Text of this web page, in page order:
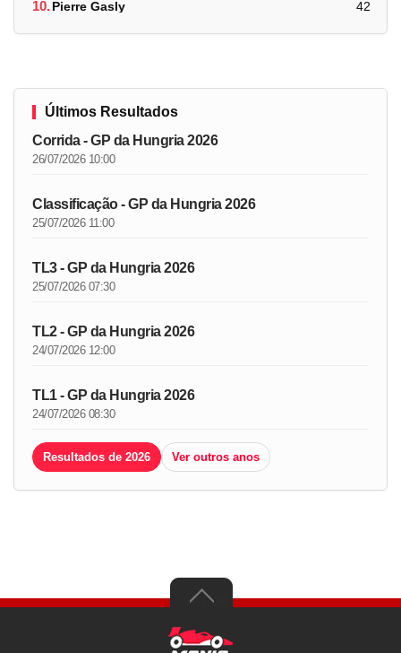
10.Pierre Gasly 42
Últimos Resultados
Corrida - GP da Hungria 2026
26/07/2026 10:00
Classificação - GP da Hungria 2026
25/07/2026 11:00
TL3 - GP da Hungria 2026
25/07/2026 07:30
TL2 - GP da Hungria 2026
24/07/2026 12:00
TL1 - GP da Hungria 2026
24/07/2026 08:30
Resultados de 2026 Ver outros anos